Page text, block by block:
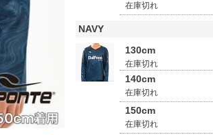
在庫切れ
NAVY
130cm
在庫切れ
140cm
在庫切れ
150cm
在庫切れ